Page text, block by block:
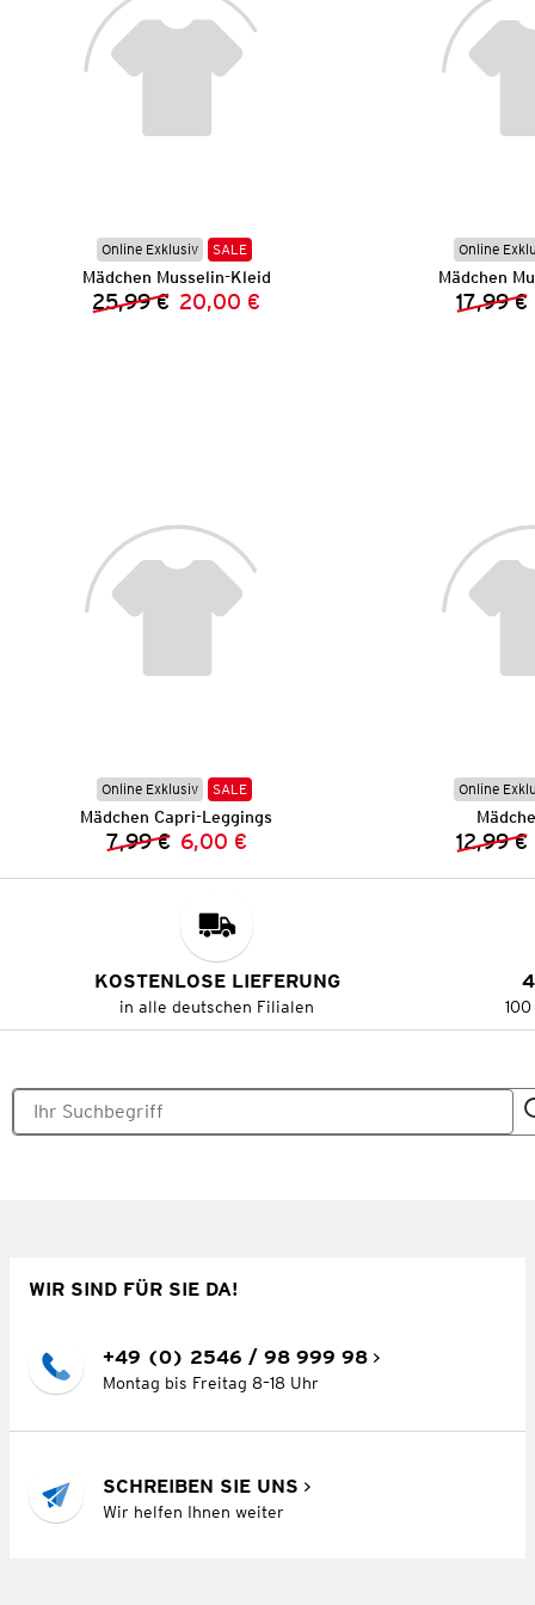
Online Exklusiv SALE
Mädchen Musselin-Kleid
Vorheriger Preis:
25,99 € Neuer Preis:
20,00 €
Online
Mädchen
17,99 €
Online Exklusiv SALE
Mädchen Capri-Leggings
Vorheriger Preis:
7,99 € Neuer Preis:
6,00 €
Online
12,99 €
KOSTENLOSE LIEFERUNG
in alle deutschen Filialen
WIR SIND FÜR SIE DA!
+49 (0) 2546 / 98 999 98
Montag bis Freitag 8–18 Uhr
SCHREIBEN SIE UNS
Wir helfen Ihnen weiter